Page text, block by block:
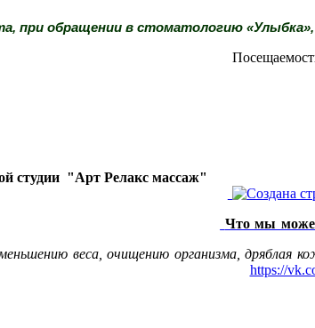
при обращении в стоматологию
студии "Арт Релакс массаж"
Что мы
веса, очищению организма,
https://